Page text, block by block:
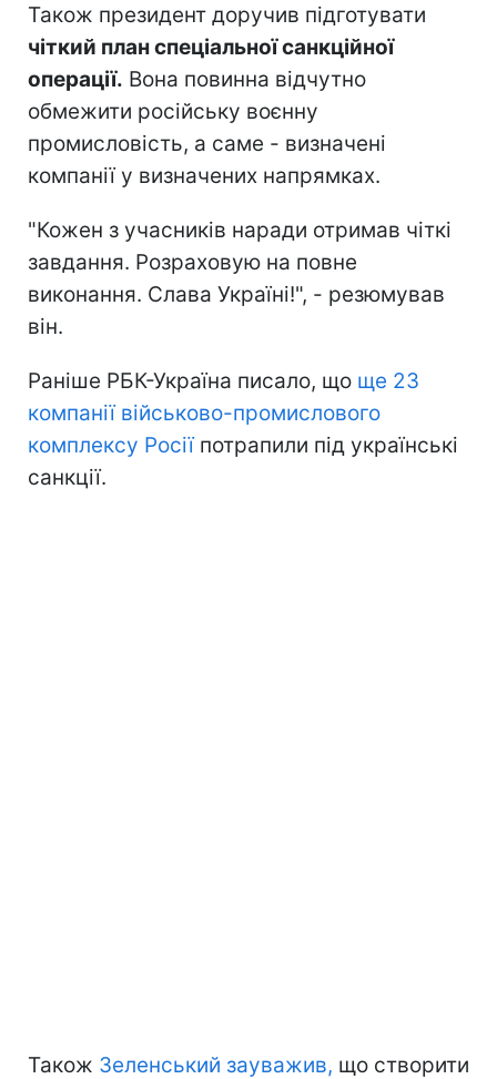
Також президент доручив підготувати
чіткий план спеціальної санкційної
операції. Вона повинна відчутно
обмежити російську воєнну
промисловість, а саме - визначені
компанії у визначених напрямках.
"Кожен з учасників наради отримав чіткі
завдання. Розраховую на повне
виконання. Слава Україні!", - резюмував
він.
Раніше РБК-Україна писало, що ще 23
компанії військово-промислового
комплексу Росіїпотрапили під українські
санкції.
Також Зеленський зауважив, що створити